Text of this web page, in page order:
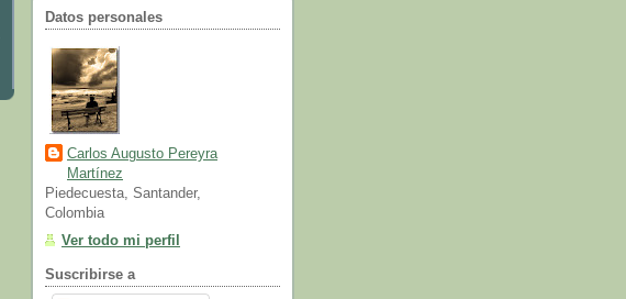
Datos personales
Carlos Augusto Pereyra
Martínez
Piedecuesta, Santander,
Colombia
Ver todo mi perfil
Suscribirse a